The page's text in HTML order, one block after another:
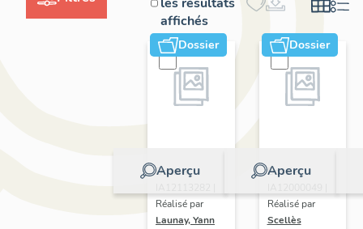
affichés
Dossier
Aperçu
Dossier
Réalisé par
Launay, Yann
Dossier
Aperçu
Dossier
Réalisé par
Scellès